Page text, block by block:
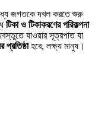
জগতকে দখল করতে শুরু
টিকা ও টিকাকরণের পরিকল্পনা
যাওয়ার সূত্রপাত যা
প্রতিষ্ঠাহবে, লক্ষ্য মানুষ।